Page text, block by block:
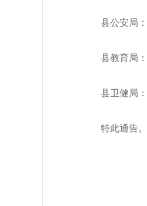
县公安局 ：
县教育局 ：
县卫健局 ：
特此通告。